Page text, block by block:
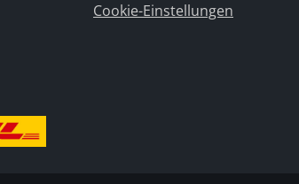
Cookie-Einstellungen